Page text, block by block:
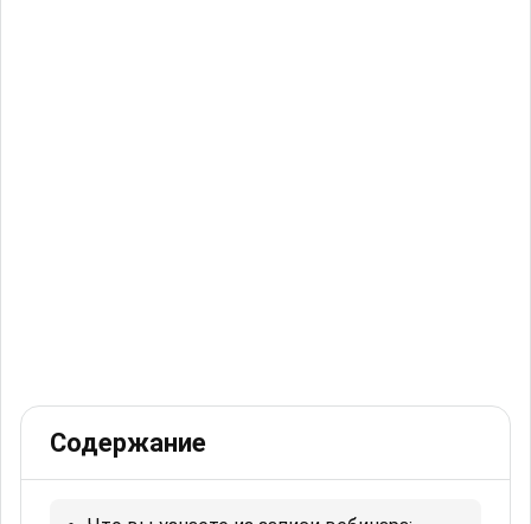
Содержание